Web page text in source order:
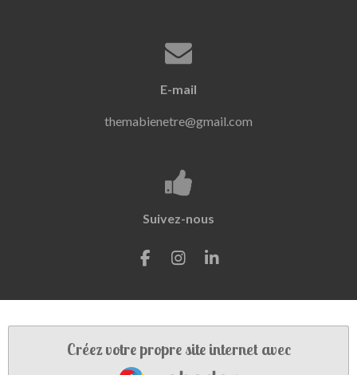
E-mail
themabienetre@gmail.com
Suivez-nous
F
b
o
I
a
r
a
L
e
I
n
Créez votre propre site internet avec
Webador